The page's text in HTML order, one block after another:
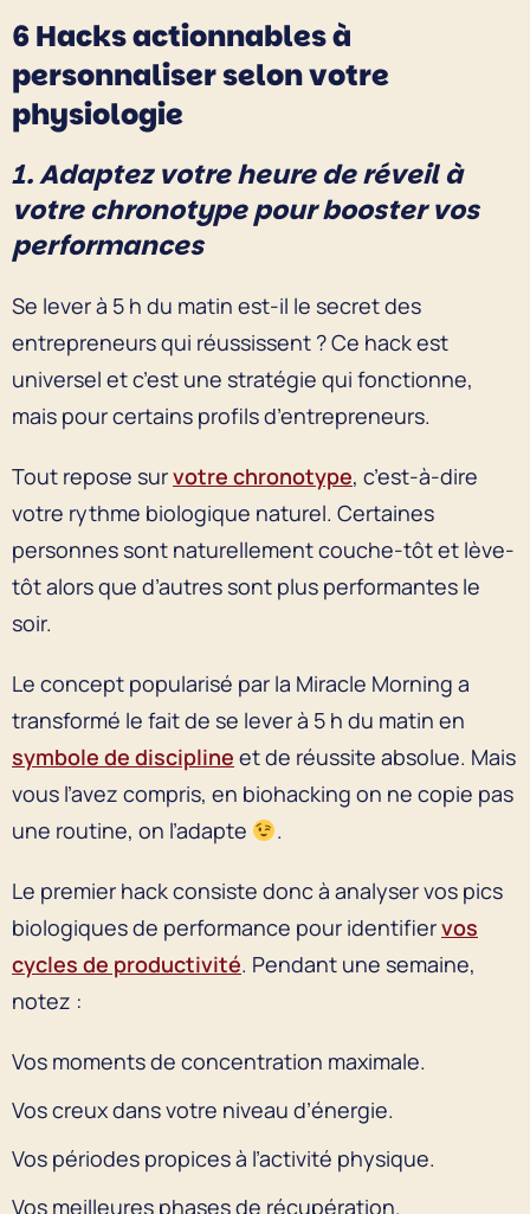
6 Hacks actionnables à
personnaliser selon votre
physiologie
1. Adaptez votre heure de réveil à
votre chronotype pour booster vos
performances
Se lever à 5 h du matin est-il le secret des
entrepreneurs qui réussissent ? Ce hack est
universel et c’est une stratégie qui fonctionne,
mais pour certains profils d’entrepreneurs.
Tout repose survotre chronotype, c’est-à-dire
votre rythme biologique naturel. Certaines
personnes sont naturellement couche-tôt et lève-
tôt alors que d’autres sont plus performantes le
soir.
Le concept popularisé par la Miracle Morning a
transformé le fait de se lever à 5 h du matin en
symbole de discipline et de réussite absolue. Mais
vous l’avez compris, en biohacking on ne copie pas
une routine, on l’adapte
.
Le premier hack consiste donc à analyser vos pics
biologiques de performance pour identifiervos
cycles de productivité. Pendant une semaine,
notez :
Vos moments de concentration maximale.
Vos creux dans votre niveau d’énergie.
Vos périodes propices à l’activité physique.
Vos meilleures phases de récupération.